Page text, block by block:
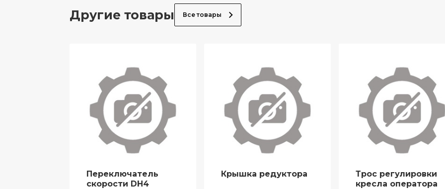
Другие товары Все товары
Переключатель
скорости DH4
Крышка редуктора
Трос регулировки
кресла оператора